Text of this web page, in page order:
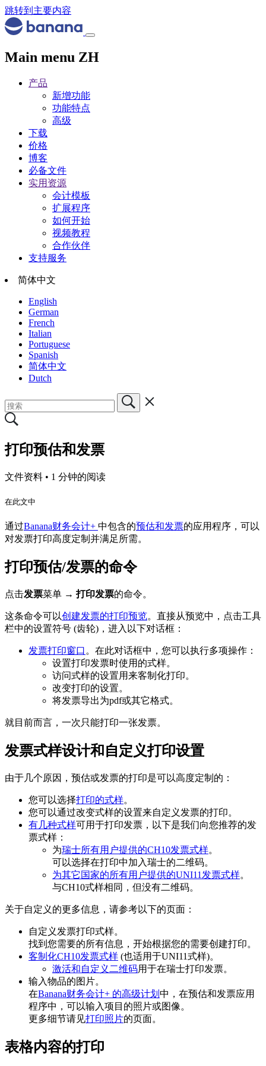
跳转到主要内容
Main menu ZH
产品
新增功能
功能特点
高级
下载
价格
博客
必备文件
实用资源
会计模板
扩展程序
如何开始
视频教程
合作伙伴
支持服务
简体中文
English
German
French
Italian
Portuguese
Spanish
简体中文
Dutch
打印预估和发票
文件资料 • 1 分钟的阅读
在此文中
通过Banana财务会计+ 中包含的预估和发票的应用程序，可以
对发票打印高度定制并满足所需。
打印预估/发票的命令
点击发票菜单 →打印发票的命令。
这条命令可以创建发票的打印预览。直接从预览中，点击工具
栏中的设置符号 (齿轮)，进入以下对话框：
发票打印窗口 。在此对话框中，您可以执行多项操作：
设置打印发票时使用的式样。
访问式样的设置用来客制化打印。
改变打印的设置。
将发票导出为pdf或其它格式。
就目前而言，一次只能打印一张发票。
发票式样设计和自定义打印设置
由于几个原因，预估或发票的打印是可以高度定制的：
您可以选择打印的式样。
您可以通过改变式样的设置来自定义发票的打印。
有几种式样可用于打印发票，以下是我们向您推荐的发
票式样：
为瑞士所有用户提供的CH10发票式样。
可以选择在打印中加入瑞士的二维码。
为其它国家的所有用户提供的UNI11发票式样。
与CH10式样相同，但没有二维码。
关于自定义的更多信息，请参考以下的页面：
自定义发票打印式样。
找到您需要的所有信息，开始根据您的需要创建打印。
客制化CH10发票式样 (也适用于UNI11式样)。
激活和自定义二维码用于在瑞士打印发票。
输入物品的图片。
在Banana财务会计+ 的高级计划 中，在预估和发票应用
程序中，可以输入项目的照片或图像。
更多细节请见打印照片的页面。
表格内容的打印